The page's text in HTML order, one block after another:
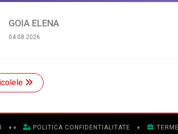
GOIA ELENA
04.08.2026
♦ ♦ POLITICA CONFIDENTIALITATE ♦